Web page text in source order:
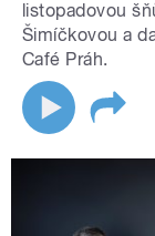
listopadovou
Šimíčkovou a
Café Práh.